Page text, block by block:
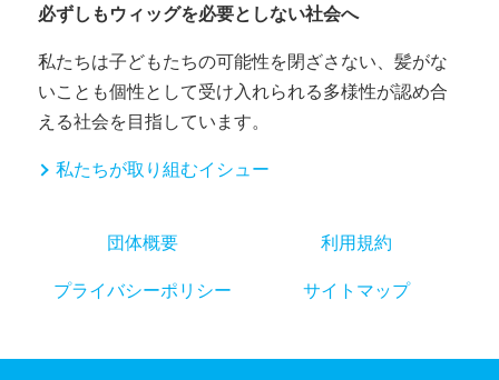
個人情報保護法が規定する本人または公共の利
益のために必要と考えられる場合。
がある場合であって、本人の同意を得ることが
あります。その際、業務請負委託先としての適格性を十分審
必ずしもウィッグを必要としない社会へ
私たちは子どもたちの可能性を閉ざさない、髪がな
いことも個性として受け入れられる多様性が認め合
える社会を目指しています。
私たちが取り組むイシュー
団体概要 利用規約
プライバシーポリシー サイトマップ